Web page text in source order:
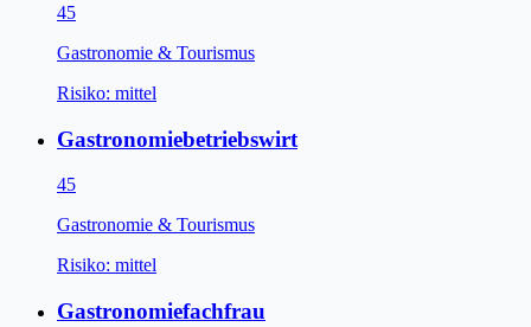
45
Gastronomie & Tourismus
Risiko: mittel
Gastronomiebetriebswirt
45
Gastronomie & Tourismus
Risiko: mittel
Gastronomiefachfrau